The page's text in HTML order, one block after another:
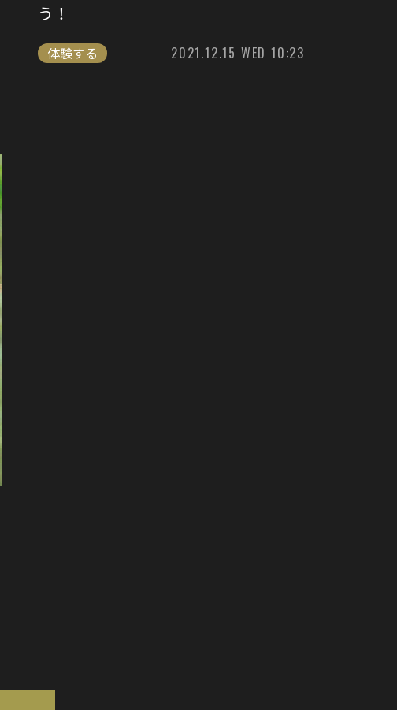
う！
体験する 2021.12.15 WED 10:23